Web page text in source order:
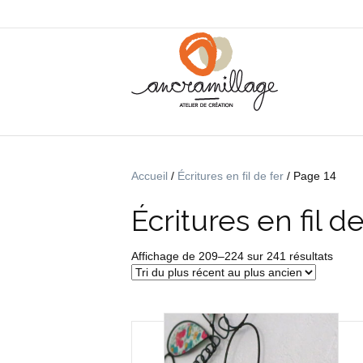
Accueil / Écritures en fil de fer / Page 14
Écritures en fil
Affichage de 209–224 sur 241 résultatsTrié
au